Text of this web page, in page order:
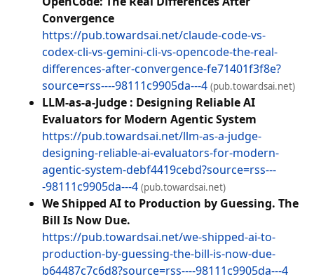
Convergence
https://pub.towardsai.net/claude-code-vs-
codex-cli-vs-gemini-cli-vs-opencode-the-real-
differences-after-convergence-fe71401f3f8e?
source=rss----98111c9905da---4 (pub.towardsai.net)
LLM-as-a-Judge : Designing Reliable AI
Evaluators for Modern Agentic System
https://pub.towardsai.net/llm-as-a-judge-
designing-reliable-ai-evaluators-for-modern-
agentic-system-debf4419cebd?source=rss---
-98111c9905da---4 (pub.towardsai.net)
We Shipped AI to Production by Guessing. The
Bill Is Now Due.
https://pub.towardsai.net/we-shipped-ai-to-
production-by-guessing-the-bill-is-now-due-
b64487c7c6d8?source=rss----98111c9905da---4